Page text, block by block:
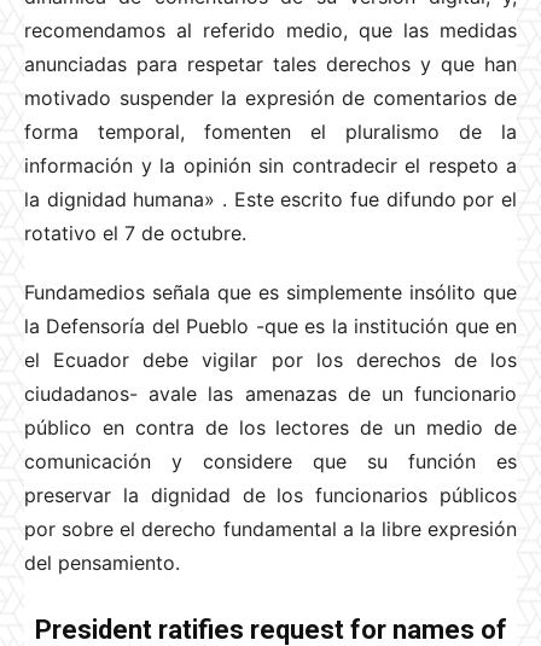
recomendamos al referido medio, que las medidas
anunciadas para respetar tales derechos y que han
motivado suspender la expresión de comentarios de
forma temporal, fomenten el pluralismo de la
información y la opinión sin contradecir el respeto a
la dignidad humana» . Este escrito fue difundo por el
rotativo el 7 de octubre.
Fundamedios señala que es simplemente insólito que
la Defensoría del Pueblo -que es la institución que en
el Ecuador debe vigilar por los derechos de los
ciudadanos- avale las amenazas de un funcionario
público en contra de los lectores de un medio de
comunicación y considere que su función es
preservar la dignidad de los funcionarios públicos
por sobre el derecho fundamental a la libre expresión
del pensamiento.
President ratifies request for names of